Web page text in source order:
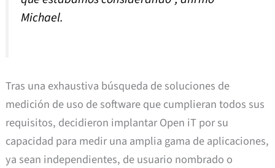
Michael.
Tras una exhaustiva búsqueda de soluciones de
medición de uso de software que cumplieran todos sus
requisitos, decidieron implantar Open iT por su
capacidad para medir una amplia gama de aplicaciones,
ya sean independientes, de usuario nombrado o